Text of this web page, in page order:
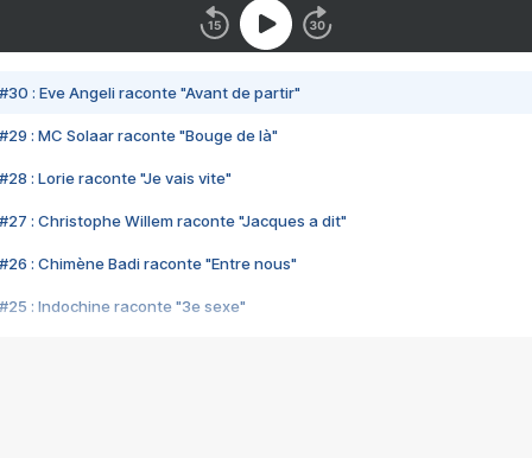
#30 : Eve Angeli raconte "Avant de partir"
#29 : MC Solaar raconte "Bouge de là"
#28 : Lorie raconte "Je vais vite"
#27 : Christophe Willem raconte "Jacques a dit"
#26 : Chimène Badi raconte "Entre nous"
#25 : Indochine raconte "3e sexe"